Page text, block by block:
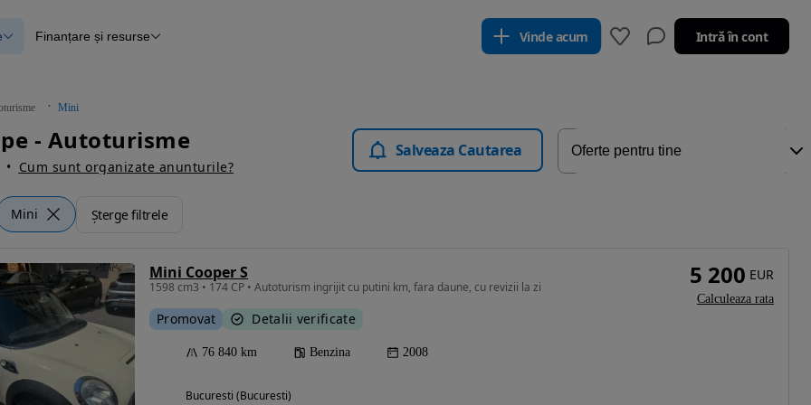
verificate
Blog Autovit.ro
Finanțare și resurse Vinde acum Intră în cont
Mini
- Autoturisme
Cum sunt organizate anunturile?
Salveaza Cautarea
Mini Șterge filtrele
Mini Cooper S
1598 cm3 • 174 CP • Autoturism ingrijit cu putini km, fara daune, cu revizii la zi
Promovat Detalii verificate
76 840 km Benzina 2008
Bucuresti (Bucuresti)
5 200 EUR
Calculeaza rata